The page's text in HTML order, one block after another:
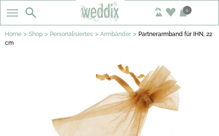
0
Home > Shop > Personalisiertes > Armbänder > Partnerarmband für IHN, 22
cm